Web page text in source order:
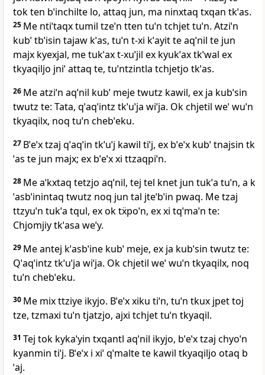
tok ten bˈinchilte lo, attaq jun, ma ninxtaq txqan tkˈas.
25 Me ntiˈtaqx tumil tzeˈn tten tuˈn tchjet tuˈn. Atziˈn
kubˈ tbˈisin tajaw kˈas, tuˈn t‑xi kˈayit te aqˈnil te jun
majx kyexjal, me tukˈax t‑xuˈjil ex kyukˈax tkˈwal ex
tkyaqiljo jniˈ attaq te, tuˈntzintla tchjetjo tkˈas.
26 Me atziˈn aqˈnil kubˈ meje twutz kawil, ex ja kubˈsin
twutz te: Tata, qˈaqˈintz tkˈuˈja wiˈja. Ok chjetil weˈ wuˈn
tkyaqilx, noq tuˈn chebˈeku.
27 Bˈeˈx tzaj qˈaqˈin tkˈuˈj kawil tiˈj, ex bˈeˈx kubˈ tnajsin tk
ˈas te jun majx; ex bˈeˈx xi ttzaqpiˈn.
28 Me aˈkxtaq tetzjo aqˈnil, tej tel knet jun tukˈa tuˈn, a k
ˈasbˈinintaq twutz noq jun tal jteˈbˈin pwaq. Me tzaj
ttzyuˈn tukˈa tqul, ex ok tẍpoˈn, ex xi tqˈmaˈn te:
Chjomjiy tkˈasa weˈy.
29 Me antej kˈasbˈine kubˈ meje, ex ja kubˈsin twutz te:
Qˈaqˈintz tkˈuˈja wiˈja. Ok chjetil weˈ wuˈn tkyaqilx, noq
tuˈn chebˈeku.
30 Me mix ttziye ikyjo. Bˈeˈx xiku tiˈn, tuˈn tkux jpet toj
tze, tzmaxi tuˈn tjatzjo, ajxi tchjet tuˈn tkyaqil.
31 Tej tok kykaˈyin txqantl aqˈnil ikyjo, bˈeˈx tzaj chyoˈn
kyanmin tiˈj. Bˈeˈx i xiˈ qˈmalte te kawil tkyaqiljo otaq b
ˈaj.